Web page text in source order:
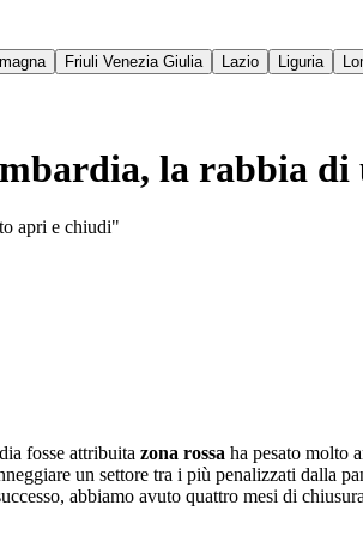
Friuli Venezia Giulia Lazio Liguria
la rabbia
apri e chiudi"
fosse attribuita zona rossa ha pesato molto
un settore tra i più penalizzati
abbiamo avuto quattro mesi di